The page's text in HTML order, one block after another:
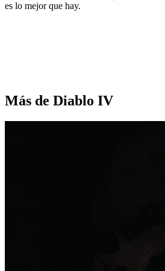
es lo mejor que hay.
Más de Diablo IV